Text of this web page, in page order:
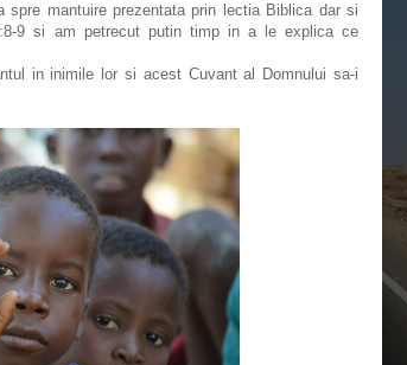
mantuire prezentata prin lectia Biblica dar si
9 si am petrecut putin timp in a le explica ce
in inimile lor si acest Cuvant al Domnului sa-i